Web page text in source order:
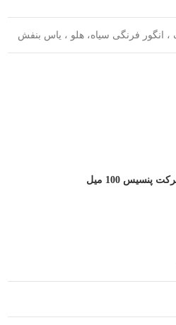
، انگور فرنگی سیاه، هلو ، یاس بنفش
پنسیس 100 میل